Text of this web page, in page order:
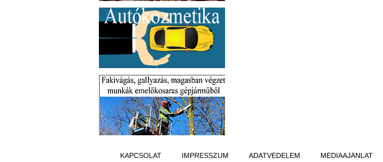
KAPCSOLAT IMPRESSZUM ADATVÉDELEM MÉDIAAJÁNLAT